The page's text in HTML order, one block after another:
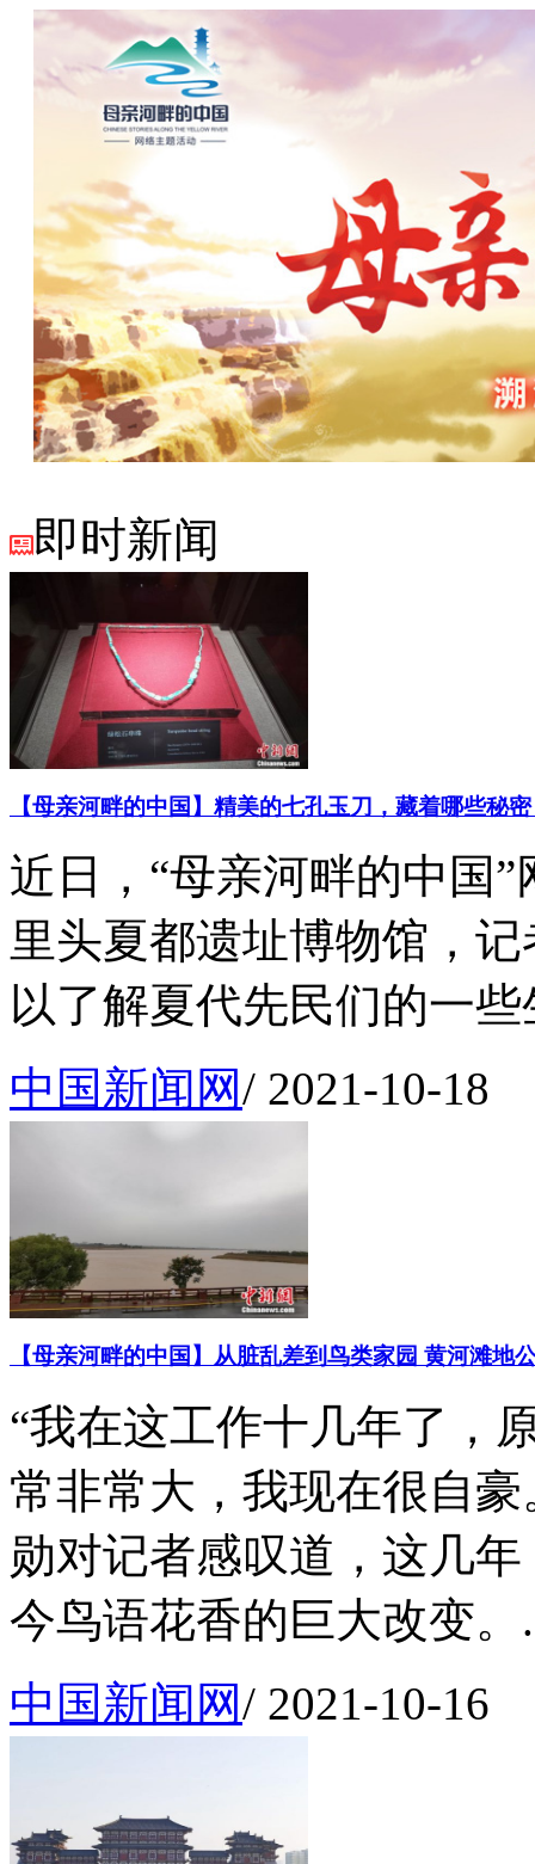
即时新闻
【母亲河畔的中国】精美的七孔玉刀，藏着哪些秘
近日，“母亲河畔的中国
里头夏都遗址博物馆，
以了解夏代先民们的一
中国新闻网/ 2021-10-18
【母亲河畔的中国】从脏乱差到鸟类家园 黄河滩地
“我在这工作十几年了，
常非常大，我现在很自
勋对记者感叹道，这几
今鸟语花香的巨大改变。
中国新闻网/ 2021-10-16